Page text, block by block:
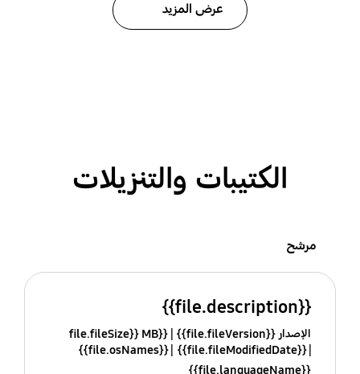
عرض المزيد
الكتيبات والتنزيلات
مرشح
{{file.description}}
الإصدار {{file.fileVersion}}
{{file.fileSize}} MB
{{file.fileModifiedDate}}
{{file.osNames}}
{{file.languageName}}